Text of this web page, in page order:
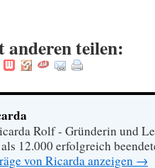
teilen:
Rolf - Gründerin und
12.000 erfolgreich
von Ricarda anzeigen →